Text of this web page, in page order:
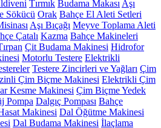
Tırmık Budama Makası Aşı
Sökücü Orak Bahçe El Aleti Setleri
Aşı Bıçağı Meyve Toplama Aleti
Çatalı Kazma Bahçe Makineleri
Çit Budama Makinesi Hidrofor
Motorlu Testere Elektrikli
Testere Zincirleri ve Yağları Çim
Çim Biçme Makinesi Elektrikli Çim
Kesme Makinesi Çim Biçme Yedek
Pompa Dalgıç Pompası Bahçe
Makinesi Dal Öğütme Makinesi
Dal Budama Makinesi İlaçlama